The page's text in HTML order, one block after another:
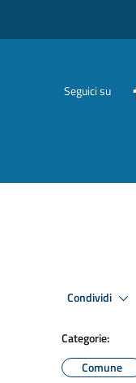
Seguici su
Condividi
Categorie:
Comune